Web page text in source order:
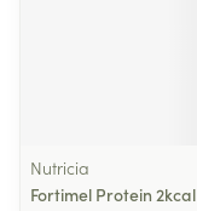
Nutricia
Fortimel Protein 2kcal